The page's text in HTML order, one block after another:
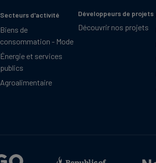
Secteurs d'activité
Biens de
consommation - Mode
Énergie et services
publics
Agroalimentaire
Développeurs de projets
Découvrir nos projets